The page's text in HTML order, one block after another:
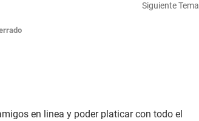
Siguiente Tema
en linea y poder platicar con todo el